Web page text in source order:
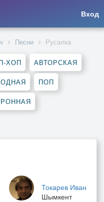
Вход
Песни Русалка
ХОП АВТОРСКАЯ
ПОП
Токарев Иван
Шымкент